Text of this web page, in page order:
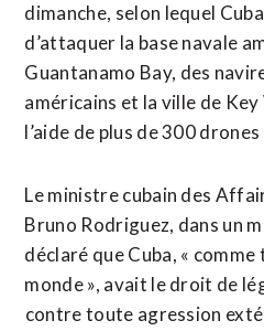
dimanche, ‌selon lequel
d’attaquer la base navale
Guantanamo Bay, des
américains et la ville de
l’aide de plus de 300
Le ministre cubain des
Bruno Rodriguez, dans un
déclaré que Cuba, «
monde », avait le droit de
⁠contre toute agression